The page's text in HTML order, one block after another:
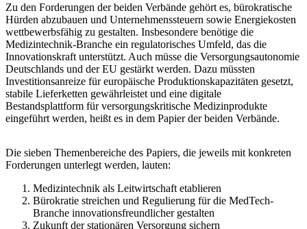
Zu den Forderungen der beiden Verbände gehört es, bürokratische
Hürden abzubauen und Unternehmenssteuern sowie Energiekosten
wettbewerbsfähig zu gestalten. Insbesondere benötige die
Medizintechnik-Branche ein regulatorisches Umfeld, das die
Innovationskraft unterstützt. Auch müsse die Versorgungsautonomie
Deutschlands und der EU gestärkt werden. Dazu müssten
Investitionsanreize für europäische Produktionskapazitäten gesetzt,
stabile Lieferketten gewährleistet und eine digitale
Bestandsplattform für versorgungskritische Medizinprodukte
eingeführt werden, heißt es in dem Papier der beiden Verbände.
Die sieben Themenbereiche des Papiers, die jeweils mit konkreten
Forderungen unterlegt werden, lauten:
Medizintechnik als Leitwirtschaft etablieren
Bürokratie streichen und Regulierung für die MedTech-
Branche innovationsfreundlicher gestalten
Zukunft der stationären Versorgung sichern